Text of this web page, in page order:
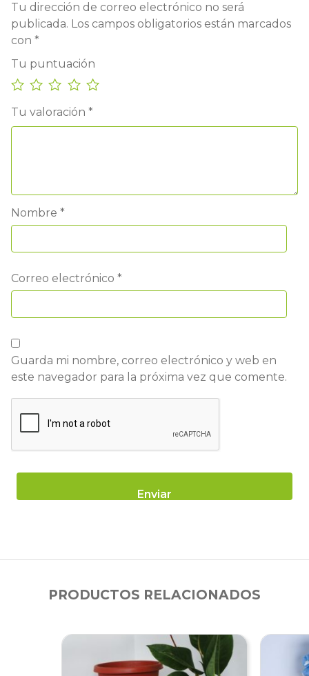
Tu dirección de correo electrónico no será
publicada. Los campos obligatorios están marcados
con *
Tu puntuación
Tu valoración *
Nombre *
Correo electrónico *
Guarda mi nombre, correo electrónico y web en
este navegador para la próxima vez que comente.
PRODUCTOS RELACIONADOS